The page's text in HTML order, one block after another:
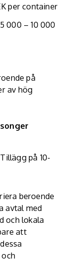
per container
000 – 10 000
på
av hög
på 10-
beroende
avtal med
och lokala
att